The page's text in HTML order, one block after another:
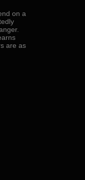
on a
are as